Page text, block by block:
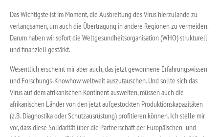
Das Wichtigste ist im Moment, die Ausbreitung des Virus hierzulande zu
verlangsamen, um auch die Übertragung in andere Regionen zu vermeiden.
Darum haben wir sofort die Weltgesundheitsorganisation (WHO) strukturell
und finanziell gestärkt.
Wesentlich erscheint mir aber auch, das jetzt gewonnene Erfahrungswissen
und Forschungs-Knowhow weltweit auszutauschen. Und sollte sich das
Virus auf dem afrikanischen Kontinent ausweiten, müssen auch die
afrikanischen Länder von den jetzt aufgestockten Produktionskapazitäten
(z.B. Diagnostika oder Schutzausrüstung) profitieren können. Ich stelle mir
vor, dass diese Solidarität über die Partnerschaft der Europäischen- und